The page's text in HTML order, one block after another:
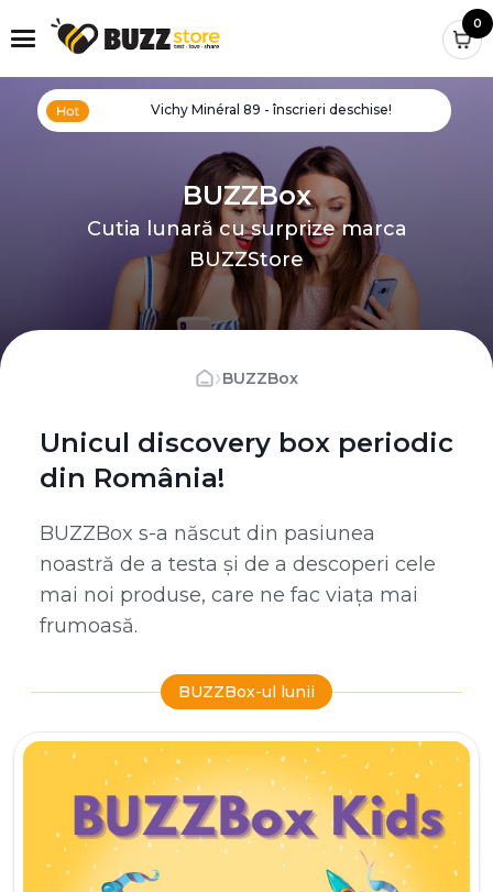
0
Vichy Minéral 89 - înscrieri deschise!
BUZZBox
Cutia lunară cu surprize marca
BUZZStore
›BUZZBox
Unicul discovery box periodic
din România!
BUZZBox s-a născut din pasiunea
noastră de a testa și de a descoperi cele
mai noi produse, care ne fac viața mai
frumoasă.
BUZZBox-ul lunii